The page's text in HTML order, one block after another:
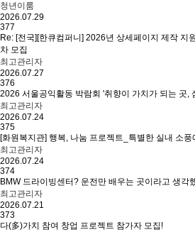
청년이룸
2026.07.29
377
Re: [전국][한큐컴퍼니] 2026년 상세페이지 제작 지
차 모집
최고관리자
2026.07.27
376
2026 서울공익활동 박람회 '취향이 가치가 되는 곳,
최고관리자
2026.07.24
375
[화원복지관] 행복, 나눔 프로젝트_특별한 실내 소
최고관리자
2026.07.24
374
BMW 드라이빙센터? 운전만 배우는 곳이라고 생각
최고관리자
2026.07.21
373
다(多)가치 참여 창업 프로젝트 참가자 모집!